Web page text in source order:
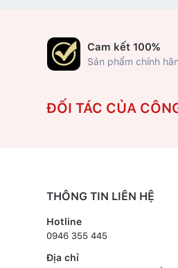
Cam kết 100%
Sản phẩm chính
ĐỐI TÁC CỦA
THÔNG TIN LIÊN HỆ
Hotline
0946 355 445
Địa chỉ